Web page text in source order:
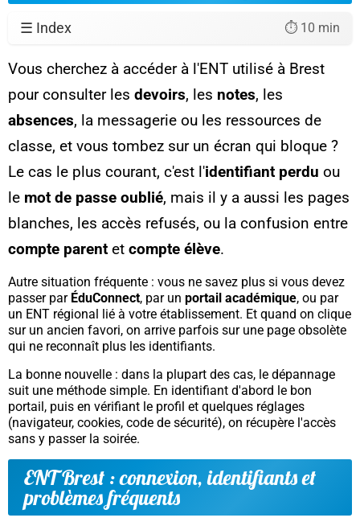
☰ Index ⏱️ 10 min
Vous cherchez à accéder à l'ENT utilisé à Brest
pour consulter les devoirs, les notes, les
absences, la messagerie ou les ressources de
classe, et vous tombez sur un écran qui bloque ?
Le cas le plus courant, c'est l'identifiant perdu ou
le mot de passe oublié, mais il y a aussi les pages
blanches, les accès refusés, ou la confusion entre
compte parent et compte élève.
Autre situation fréquente : vous ne savez plus si vous devez
passer par ÉduConnect, par un portail académique, ou par
un ENT régional lié à votre établissement. Et quand on clique
sur un ancien favori, on arrive parfois sur une page obsolète
qui ne reconnaît plus les identifiants.
La bonne nouvelle : dans la plupart des cas, le dépannage
suit une méthode simple. En identifiant d'abord le bon
portail, puis en vérifiant le profil et quelques réglages
(navigateur, cookies, code de sécurité), on récupère l'accès
sans y passer la soirée.
ENT Brest : connexion, identifiants et
problèmes fréquents